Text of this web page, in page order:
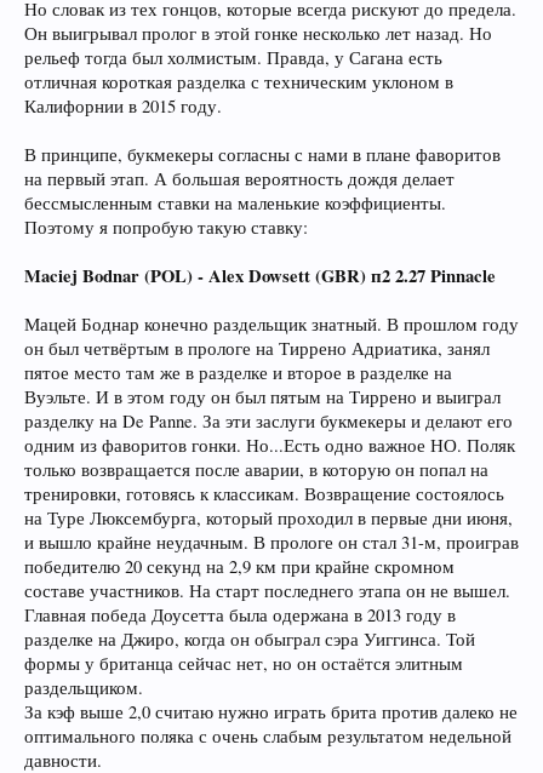
Но словак из тех гонцов, которые всегда рискуют до предела.
Он выигрывал пролог в этой гонке несколько лет назад. Но
рельеф тогда был холмистым. Правда, у Сагана есть
отличная короткая разделка с техническим уклоном в
Калифорнии в 2015 году.
В принципе, букмекеры согласны с нами в плане фаворитов
на первый этап. А большая вероятность дождя делает
бессмысленным ставки на маленькие коэффициенты.
Поэтому я попробую такую ставку:
Maciej Bodnar (POL) - Alex Dowsett (GBR) п2 2.27 Pinnacle
Мацей Боднар конечно раздельщик знатный. В прошлом году
он был четвёртым в прологе на Тиррено Адриатика, занял
пятое место там же в разделке и второе в разделке на
Вуэльте. И в этом году он был пятым на Тиррено и выиграл
разделку на De Panne. За эти заслуги букмекеры и делают его
одним из фаворитов гонки. Но...Есть одно важное НО. Поляк
только возвращается после аварии, в которую он попал на
тренировки, готовясь к классикам. Возвращение состоялось
на Туре Люксембурга, который проходил в первые дни июня,
и вышло крайне неудачным. В прологе он стал 31-м, проиграв
победителю 20 секунд на 2,9 км при крайне скромном
составе участников. На старт последнего этапа он не вышел.
Главная победа Доусетта была одержана в 2013 году в
разделке на Джиро, когда он обыграл сэра Уиггинса. Той
формы у британца сейчас нет, но он остаётся элитным
раздельщиком.
За кэф выше 2,0 считаю нужно играть брита против далеко не
оптимального поляка с очень слабым результатом недельной
давности.